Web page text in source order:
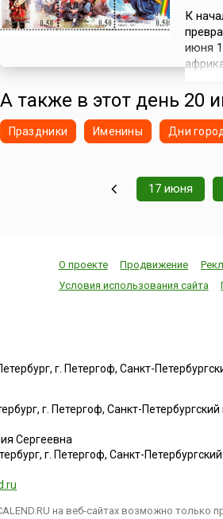
К
июня
А также в этот день 20
Праздники Именины Дни
17 июня
О проекте Продвижение
Условия использования сайта
г. Петергоф, Санкт-
г. Петергоф, Санкт-
Сергеевна
г. Петергоф,Санкт-
на веб-сайтах возможно только